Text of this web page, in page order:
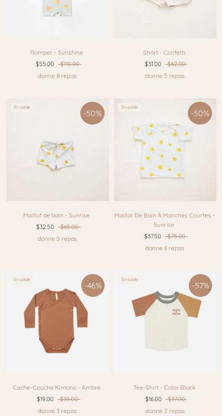
Romper - Sunshine
$55.00
$110.00
donne 8 repas
Short - Confetti
$31.00
$62.00
donne 5 repas
En solde
Maillot de bain - Sunrise
$32.50
$65.00
donne 5 repas
-50%
En solde
Maillot De Bain À Manches Courtes -
Sunrise
$37.50
$75.00
donne 6 repas
-50%
En solde
Cache-Couche Kimono - Ambre
$19.00
$35.00
donne 3 repas
-46%
En solde
Tee-Shirt - Color Block
$16.00
$37.00
donne 2 repas
-57%